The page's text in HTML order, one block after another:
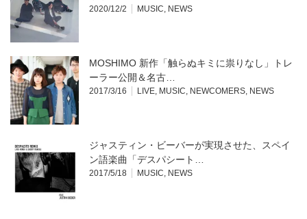
2020/12/2 MUSIC, NEWS
MOSHIMO 新作「触らぬキミに祟りなし」トレ
ーラー公開＆名古…
2017/3/16 LIVE, MUSIC, NEWCOMERS, NEWS
ジャスティン・ビーバーが実現させた、スペイ
ン語楽曲「デスパシート…
2017/5/18 MUSIC, NEWS